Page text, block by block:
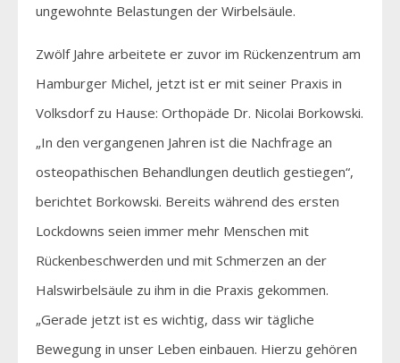
ungewohnte Belastungen der Wirbelsäule.
Zwölf Jahre arbeitete er zuvor im Rückenzentrum am
Hamburger Michel, jetzt ist er mit seiner Praxis in
Volksdorf zu Hause: Orthopäde Dr. Nicolai Borkowski.
„In den vergangenen Jahren ist die Nachfrage an
osteopathischen Behandlungen deutlich gestiegen“,
berichtet Borkowski. Bereits während des ersten
Lockdowns seien immer mehr Menschen mit
Rückenbeschwerden und mit Schmerzen an der
Halswirbelsäule zu ihm in die Praxis gekommen.
„Gerade jetzt ist es wichtig, dass wir tägliche
Bewegung in unser Leben einbauen. Hierzu gehören